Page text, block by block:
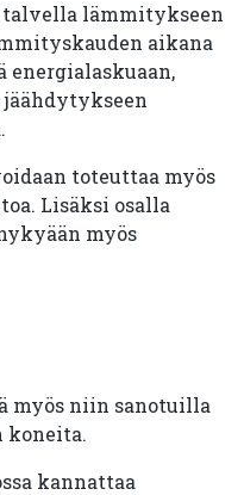
talvella lämmitykseen
aikana
toteuttaa myös
Lisäksi osalla
myös
myös niin sanotuilla
koneita.
kannattaa